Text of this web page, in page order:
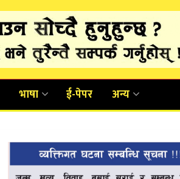
भाषा ई-पेपर अन्य